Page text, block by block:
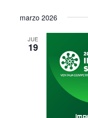
marzo 2026
JUE
19